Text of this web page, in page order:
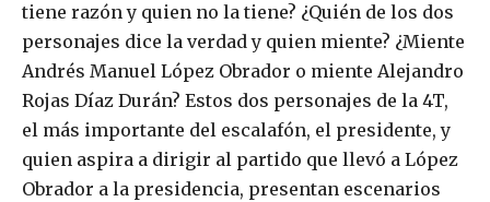
tiene razón y quien no la tiene? ¿Quién de los dos
personajes dice la verdad y quien miente? ¿Miente
Andrés Manuel López Obrador o miente Alejandro
Rojas Díaz Durán? Estos dos personajes de la 4T,
el más importante del escalafón, el presidente, y
quien aspira a dirigir al partido que llevó a López
Obrador a la presidencia, presentan escenarios